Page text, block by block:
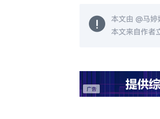
本文由 @马婷
本文来自作者